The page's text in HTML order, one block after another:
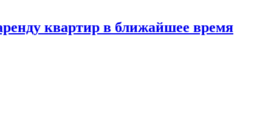
квартир в ближайшее время